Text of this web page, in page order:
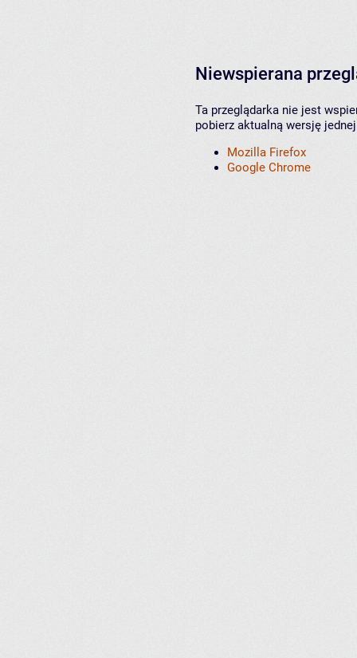
Niewspierana
Ta przeglądarka nie jest
pobierz aktualną wersję
Mozilla Firefox
Google Chrome